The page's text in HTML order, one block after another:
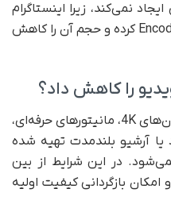
نمی‌کند، زیرا اینستاگرام
پس از دریافت فایل دوباره آن را Encode کرده و حجم آن را کاهش
را کاهش داد؟
اگر ویدیو برای نمایش روی تلویزیون‌های 4K، مانیتورهای حرفه‌ای،
یا آرشیو بلندمدت تهیه شده
در این شرایط از بین
بازگردانی کیفیت اولیه